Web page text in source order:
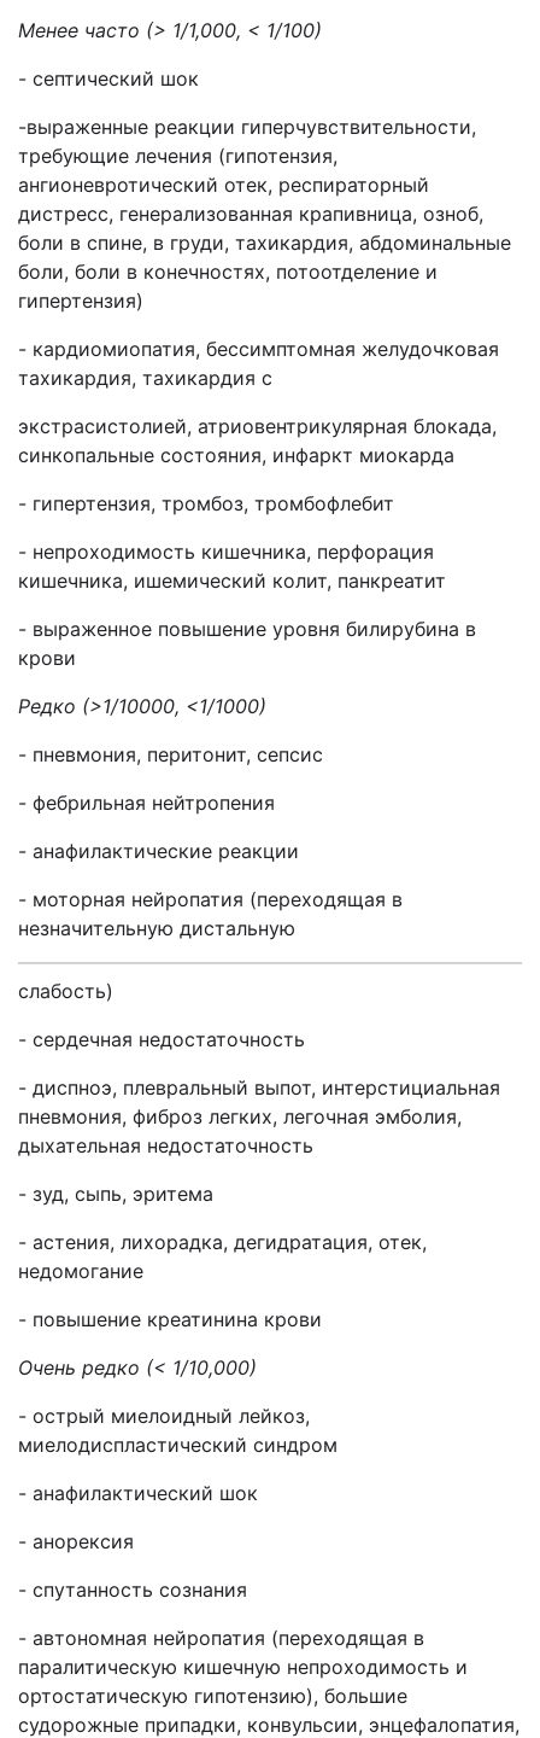
Менее часто (> 1/1,000, < 1/100)
- септический шок
-выраженные реакции гиперчувствительности,
требующие лечения (гипотензия,
ангионевротический отек, респираторный
дистресс, генерализованная крапивница, озноб,
боли в спине, в груди, тахикардия, абдоминальные
боли, боли в конечностях, потоотделение и
гипертензия)
- кардиомиопатия, бессимптомная желудочковая
тахикардия, тахикардия с
экстрасистолией, атриовентрикулярная блокада,
синкопальные состояния, инфаркт миокарда
- гипертензия, тромбоз, тромбофлебит
- непроходимость кишечника, перфорация
кишечника, ишемический колит, панкреатит
- выраженное повышение уровня билирубина в
крови
Редко (>1/10000, <1/1000)
- пневмония, перитонит, сепсис
- фебрильная нейтропения
- анафилактические реакции
- моторная нейропатия (переходящая в
незначительную дистальную
слабость)
- сердечная недостаточность
- диспноэ, плевральный выпот, интерстициальная
пневмония, фиброз легких, легочная эмболия,
дыхательная недостаточность
- зуд, сыпь, эритема
- астения, лихорадка, дегидратация, отек,
недомогание
- повышение креатинина крови
Очень редко (< 1/10,000)
- острый миелоидный лейкоз,
миелодиспластический синдром
- анафилактический шок
- анорексия
- спутанность сознания
- автономная нейропатия (переходящая в
паралитическую кишечную непроходимость и
ортостатическую гипотензию), большие
судорожные припадки, конвульсии, энцефалопатия,